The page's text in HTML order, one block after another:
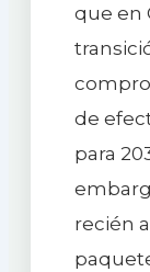
que en
de
para
recién